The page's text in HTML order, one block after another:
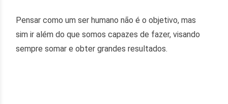
Pensar como um ser humano não é o objetivo, mas
sim ir além do que somos capazes de fazer, visando
sempre somar e obter grandes resultados.